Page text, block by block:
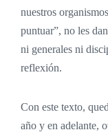
nuestros
puntuar”, no les
ni generales ni
reflexión.
Con este texto,
año y en adelante,